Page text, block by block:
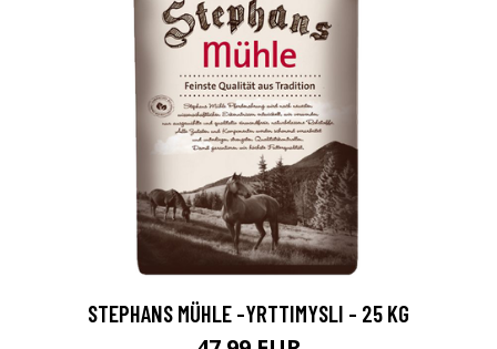
STEPHANS MÜHLE -YRTTIMYSLI - 25 KG